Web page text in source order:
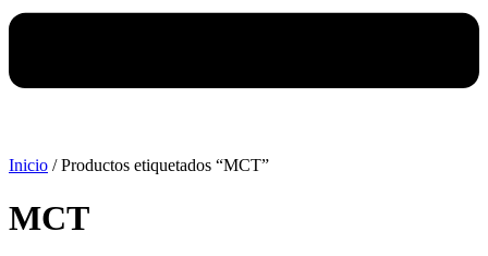
Inicio / Productos etiquetados “MCT”
MCT